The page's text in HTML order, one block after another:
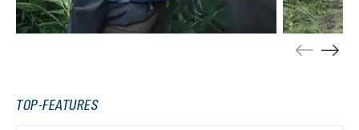
TOP-FEATURES